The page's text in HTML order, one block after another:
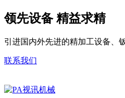
领先设备 精益求精
引进国内外先进的精加工设备、
联系我们